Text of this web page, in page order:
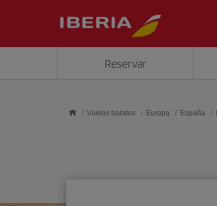
Reservar
Vuelos baratos Europa España